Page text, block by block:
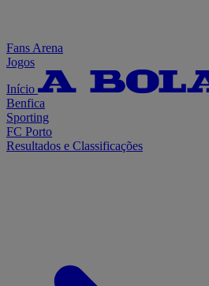
Fans Arena
Jogos
Início
Benfica
Sporting
FC Porto
Resultados e Classificações